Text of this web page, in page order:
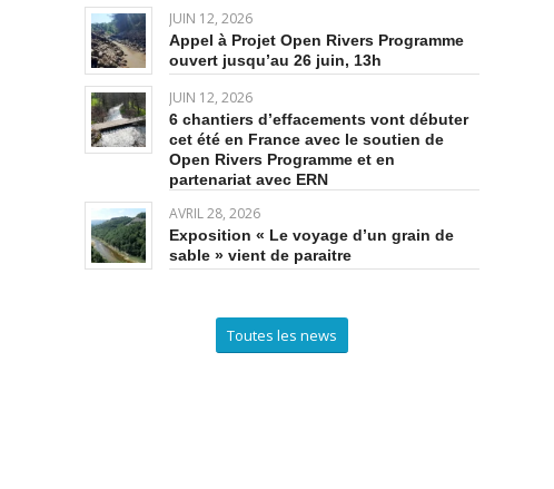
JUIN 12, 2026
Appel à Projet Open Rivers Programme
ouvert jusqu’au 26 juin, 13h
JUIN 12, 2026
6 chantiers d’effacements vont débuter
cet été en France avec le soutien de
Open Rivers Programme et en
partenariat avec ERN
AVRIL 28, 2026
Exposition « Le voyage d’un grain de
sable » vient de paraitre
Toutes les news